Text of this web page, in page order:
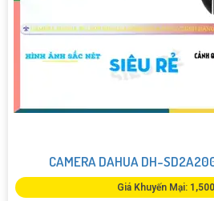
CAMERA DAHUA DH-
Giá Khuyến Mại: